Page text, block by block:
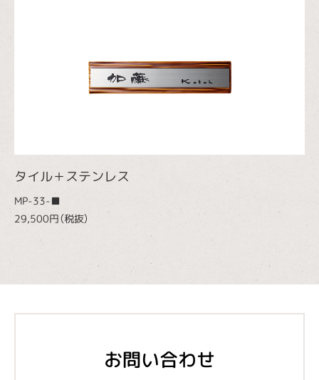
タイル＋ステンレス
MP-33-■
29,500円（税抜）
お問い合わせ